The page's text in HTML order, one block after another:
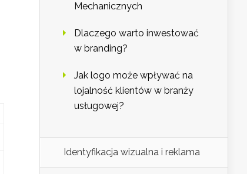
Mechanicznych
Dlaczego warto inwestować
w branding?
Jak logo może wpływać na
lojalność klientów w branży
usługowej?
Identyfikacja wizualna i reklama